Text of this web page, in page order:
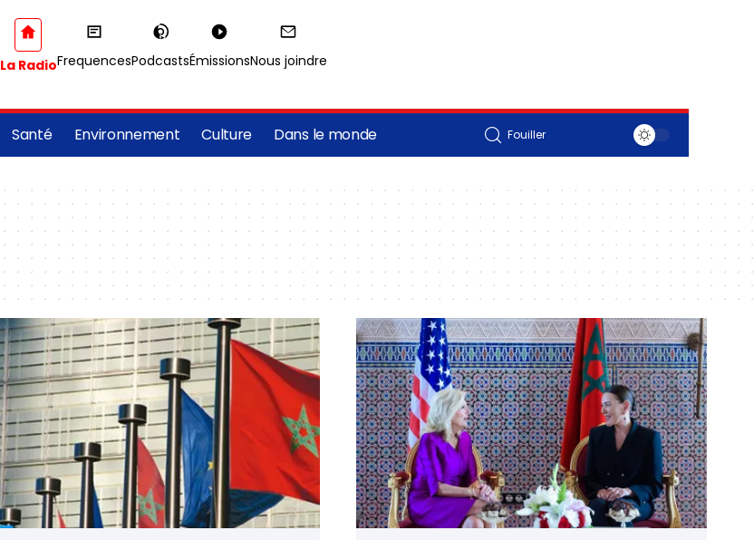
La RadioFrequencesPodcastsÉmissionsNous joindre
Santé Environnement Culture Dans le monde Fouiller